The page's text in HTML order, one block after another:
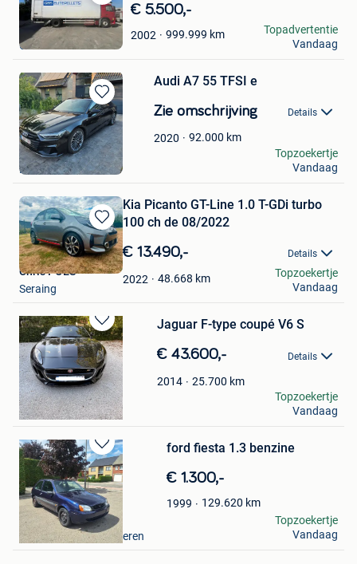
Bewaren
in
Mijn
Favorieten
€ 5.500,-
2002 999.999 km
Jacalis NV
Oostrozebeke
Topadvertentie
Vandaag
Bewaren
in
Mijn
Favorieten
Audi A7 55 TFSI e
Zie omschrijving Details
2020 92.000 km
Kristof Voltak
Deinze
Topzoekertje
Vandaag
Bewaren
in
Mijn
Favorieten
Kia Picanto GT-Line 1.0 T-GDi turbo
100 ch de 08/2022
€ 13.490,- Details
2022 48.668 km
Chris POES
Seraing
Topzoekertje
Vandaag
Bewaren
in
Mijn
Favorieten
Jaguar F-type coupé V6 S
€ 43.600,- Details
2014 25.700 km
Pat.
Mechelen
Topzoekertje
Vandaag
Bewaren
in
Mijn
Favorieten
ford fiesta 1.3 benzine
€ 1.300,-
1999 129.620 km
Jordy
Hechtel + Deel Helchteren
Topzoekertje
Vandaag